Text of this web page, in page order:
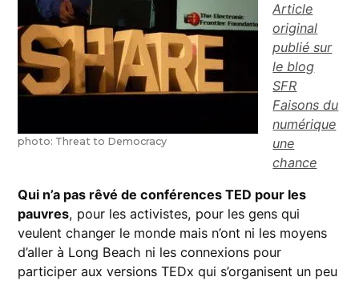
photo: Threat to Democracy
Article
original
publié sur
le blog
SFR
Faisons du
numérique
une
chance
Qui n’a pas rêvé de conférences TED pour les
pauvres, pour les activistes, pour les gens qui
veulent changer le monde mais n’ont ni les moyens
d’aller à Long Beach ni les connexions pour
participer aux versions TEDx qui s’organisent un peu